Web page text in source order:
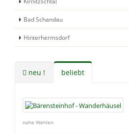
Bad Schandau
Hinterhermsdorf
neu ! beliebt
nahe Wehlen